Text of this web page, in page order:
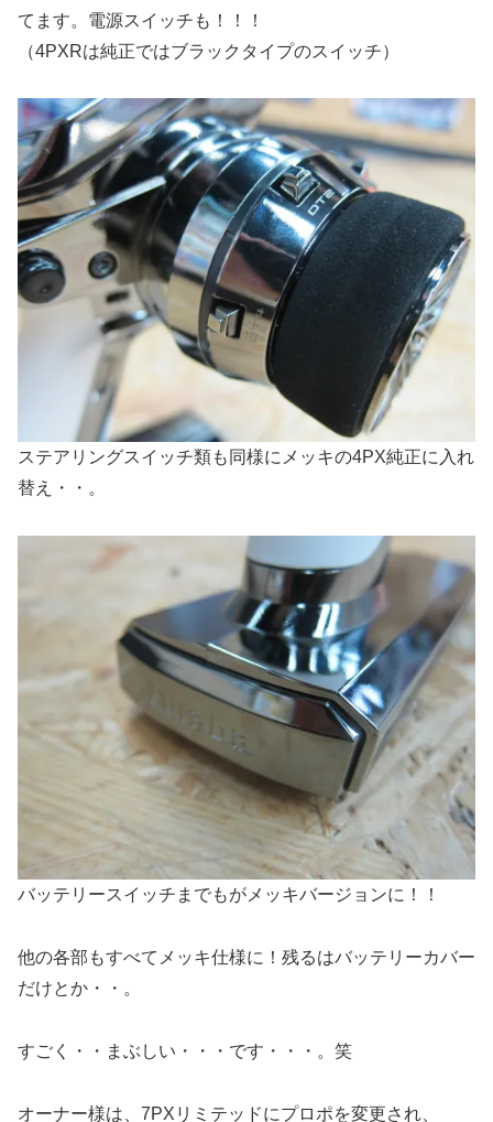
てます。電源スイッチも！！！
（4PXRは純正ではブラックタイプのスイッチ）
ステアリングスイッチ類も同様にメッキの4PX純正に入れ
替え・・。
バッテリースイッチまでもがメッキバージョンに！！
他の各部もすべてメッキ仕様に！残るはバッテリーカバー
だけとか・・。
すごく・・まぶしい・・・です・・・。笑
オーナー様は、7PXリミテッドにプロポを変更され、